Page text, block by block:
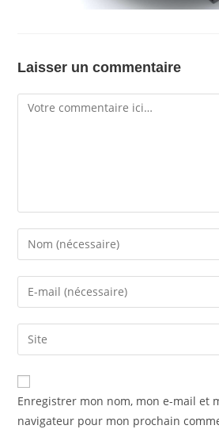
Laisser un commentaire
Enregistrer mon nom, mon e-mail et
navigateur pour mon prochain